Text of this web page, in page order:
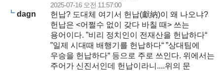
2025-07-16 오전 11:57:00
dagn
헌납? 도대체 여기서 헌납(獻納)이 왜 나오냐?
헌납은 <어쩔수 없이 갖다 바칠 때> 쓰는
용어이다. ”비리 정치인이 전재산을 헌납하다“
”일제 시대때 배행기를 헌납하다“ ”상대팀에
우승을 헌납하다“ 등으로 주로 쓰인다. 위에서는
주어가 신진서인데 헌납이라니....위의 문